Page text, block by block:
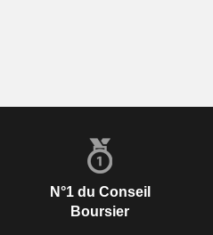
N°1 du Conseil
Boursier